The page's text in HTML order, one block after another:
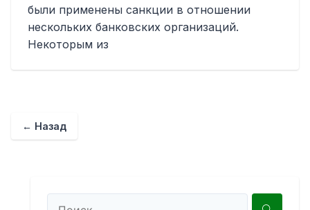
были применены санкции в отношении
нескольких банковских организаций.
Некоторым из
← Назад